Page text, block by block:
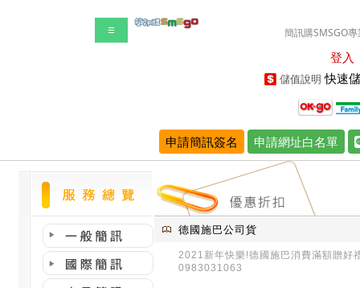
☰ 簡訊購SMSGO
登入
儲值說明 快速
申請簡訊簽名 申請網址白名單
德國施巴公司貨
2021新年快樂!德國施巴消費滿額贈好
0983031063